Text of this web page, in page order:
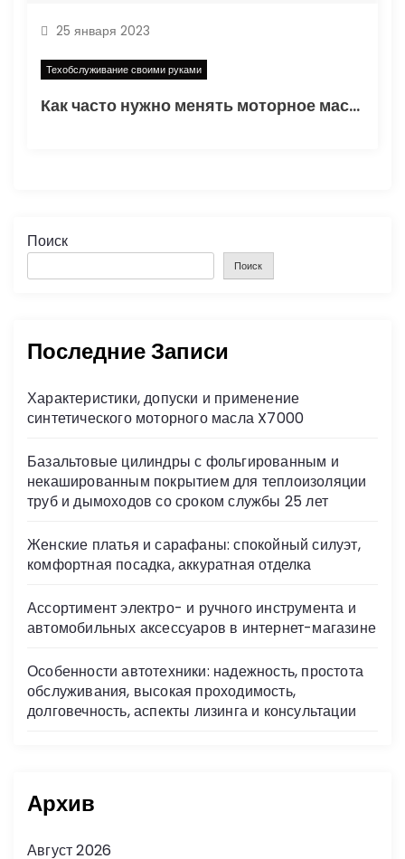
25 января 2023
Техобслуживание своими руками
Как часто нужно менять моторное масло в автомобиле?
Поиск
Поиск
Последние Записи
Характеристики, допуски и применение
синтетического моторного масла X7000
Базальтовые цилиндры с фольгированным и
некашированным покрытием для теплоизоляции
труб и дымоходов со сроком службы 25 лет
Женские платья и сарафаны: спокойный силуэт,
комфортная посадка, аккуратная отделка
Ассортимент электро- и ручного инструмента и
автомобильных аксессуаров в интернет-магазине
Особенности автотехники: надежность, простота
обслуживания, высокая проходимость,
долговечность, аспекты лизинга и консультации
Архив
Август 2026